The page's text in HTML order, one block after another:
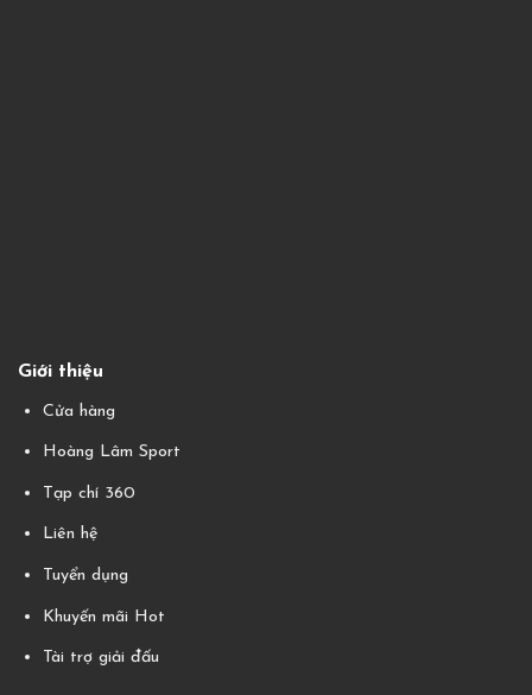
Giới thiệu
Cửa hàng
Hoàng Lâm Sport
Tạp chí 360
Liên hệ
Tuyển dụng
Khuyến mãi Hot
Tài trợ giải đấu